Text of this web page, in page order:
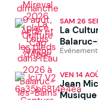
SAM 26
La
VEN 14
Jean